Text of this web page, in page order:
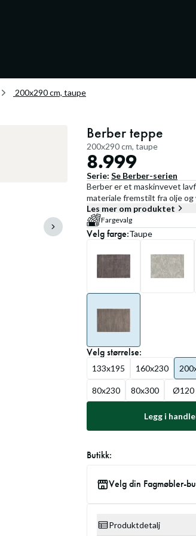
200x290 cm, taupe
Berber teppe
200x290 cm, taupe
8.999
Serie: Se Berber-serien
Berber er et maskinvevet
materiale fremstilt fra olje
Les mer om produktet
Fargevalg
Velgfarge:Taupe
Velgstørrelse:
133x195 160x230
80x230 80x300 Ø120
Legg i
Butikk:
Velg din Fagmøbler-
Produktdetalj